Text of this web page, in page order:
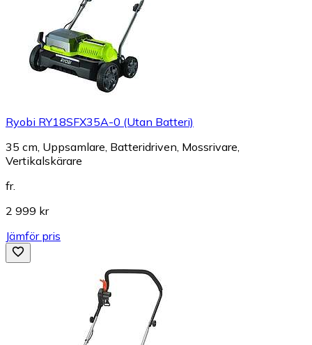
Ryobi RY18SFX35A-0 (Utan Batteri)
35 cm, Uppsamlare, Batteridriven, Mossrivare,
Vertikalskärare
fr.
2 999 kr
Jämför pris